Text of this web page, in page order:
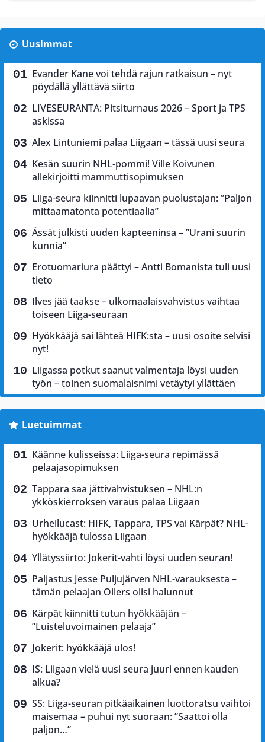
Uusimmat
Evander Kane voi tehdä rajun ratkaisun – nyt
pöydällä yllättävä siirto
LIVESEURANTA: Pitsiturnaus 2026 – Sport ja TPS
askissa
Alex Lintuniemi palaa Liigaan – tässä uusi seura
Kesän suurin NHL-pommi! Ville Koivunen
allekirjoitti mammuttisopimuksen
Liiga-seura kiinnitti lupaavan puolustajan: ”Paljon
mittaamatonta potentiaalia”
Ässät julkisti uuden kapteeninsa – ”Urani suurin
kunnia”
Erotuomariura päättyi – Antti Bomanista tuli uusi
tieto
Ilves jää taakse – ulkomaalaisvahvistus vaihtaa
toiseen Liiga-seuraan
Hyökkääjä sai lähteä HIFK:sta – uusi osoite selvisi
nyt!
Liigassa potkut saanut valmentaja löysi uuden
työn – toinen suomalaisnimi vetäytyi yllättäen
Luetuimmat
Käänne kulisseissa: Liiga-seura repimässä
pelaajasopimuksen
Tappara saa jättivahvistuksen – NHL:n
ykköskierroksen varaus palaa Liigaan
Urheilucast: HIFK, Tappara, TPS vai Kärpät? NHL-
hyökkääjä tulossa Liigaan
Yllätyssiirto: Jokerit-vahti löysi uuden seuran!
Paljastus Jesse Puljujärven NHL-varauksesta –
tämän pelaajan Oilers olisi halunnut
Kärpät kiinnitti tutun hyökkääjän –
”Luisteluvoimainen pelaaja”
Jokerit: hyökkääjä ulos!
IS: Liigaan vielä uusi seura juuri ennen kauden
alkua?
SS: Liiga-seuran pitkäaikainen luottoratsu vaihtoi
maisemaa – puhui nyt suoraan: ”Saattoi olla
paljon…”